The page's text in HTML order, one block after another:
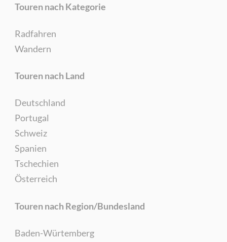
Touren nach Kategorie
Radfahren
Wandern
Touren nach Land
Deutschland
Portugal
Schweiz
Spanien
Tschechien
Österreich
Touren nach Region/Bundesland
Baden-Würtemberg